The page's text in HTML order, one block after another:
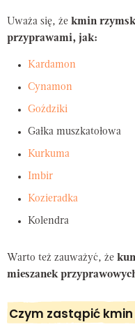
Uważa się, że kmin
przyprawami, jak:
Kardamon
Cynamon
Goździki
Gałka muszkatołowa
Kurkuma
Imbir
Kozieradka
Kolendra
Warto też zauważyć, że
mieszanek
Czym zastąpić